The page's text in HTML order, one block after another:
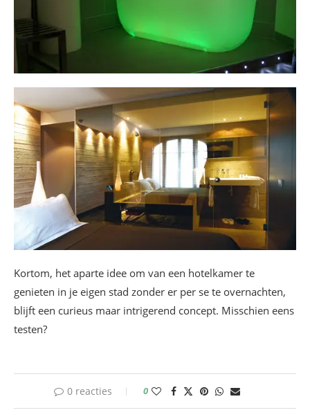
Kortom, het aparte idee om van een hotelkamer te
genieten in je eigen stad zonder er per se te overnachten,
blijft een curieus maar intrigerend concept. Misschien eens
testen?
0 reacties 0